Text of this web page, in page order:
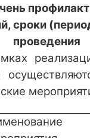
сроки
проведения